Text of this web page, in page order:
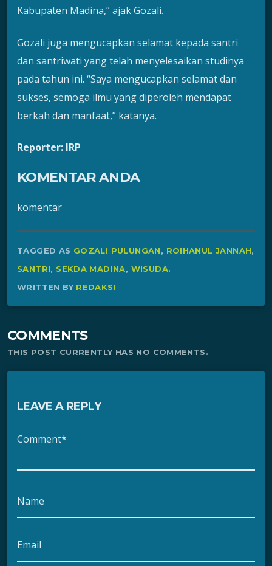
Kabupaten Madina,” ajak Gozali.
Gozali juga mengucapkan selamat kepada santri
dan santriwati yang telah menyelesaikan studinya
pada tahun ini. “Saya mengucapkan selamat dan
sukses, semoga ilmu yang diperoleh mendapat
berkah dan manfaat,” katanya.
Reporter: IRP
KOMENTAR ANDA
komentar
TAGGED AS GOZALI PULUNGAN, ROIHANUL JANNAH,
SANTRI, SEKDA MADINA, WISUDA.
WRITTEN BY REDAKSI
COMMENTS
THIS POST CURRENTLY HAS NO COMMENTS.
LEAVE A REPLY
Comment*
Name
Email